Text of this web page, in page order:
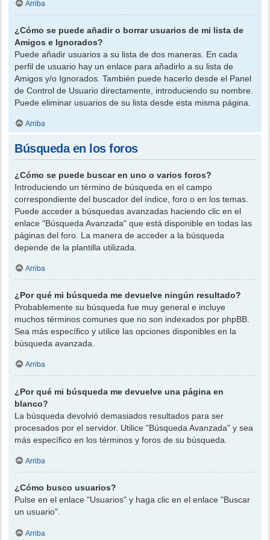
Arriba
¿Cómo se puede añadir o borrar usuarios de mi lista de
Amigos e Ignorados?
Puede añadir usuarios a su lista de dos maneras. En cada
perfil de usuario hay un enlace para añadirlo a su lista de
Amigos y/o Ignorados. También puede hacerlo desde el Panel
de Control de Usuario directamente, introduciendo su nombre.
Puede eliminar usuarios de su lista desde esta misma página.
Arriba
Búsqueda en los foros
¿Cómo se puede buscar en uno o varios foros?
Introduciendo un término de búsqueda en el campo
correspondiente del buscador del índice, foro o en los temas.
Puede acceder a búsquedas avanzadas haciendo clic en el
enlace "Búsqueda Avanzada" que está disponible en todas las
páginas del foro. La manera de acceder a la búsqueda
depende de la plantilla utilizada.
Arriba
¿Por qué mi búsqueda me devuelve ningún resultado?
Probablemente su búsqueda fue muy general e incluye
muchos términos comunes que no son indexados por phpBB.
Sea más específico y utilice las opciones disponibles en la
búsqueda avanzada.
Arriba
¿Por qué mi búsqueda me devuelve una página en
blanco?
La búsqueda devolvió demasiados resultados para ser
procesados por el servidor. Utilice "Búsqueda Avanzada" y sea
más específico en los términos y foros de su búsqueda.
Arriba
¿Cómo busco usuarios?
Pulse en el enlace "Usuarios" y haga clic en el enlace "Buscar
un usuario".
Arriba